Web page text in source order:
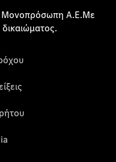
Μονοπρόσωπη Α.Ε.Με